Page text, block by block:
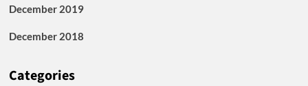
December 2019
December 2018
Categories